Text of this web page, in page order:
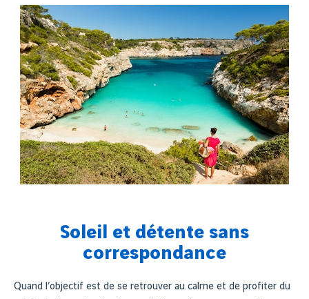
Soleil et détente sans
correspondance
Quand l’objectif est de se retrouver au calme et de profiter du